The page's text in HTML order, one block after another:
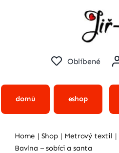
Oblíbené
domů eshop
Home Shop Metrový textil
Bavlna – sobíci a santa